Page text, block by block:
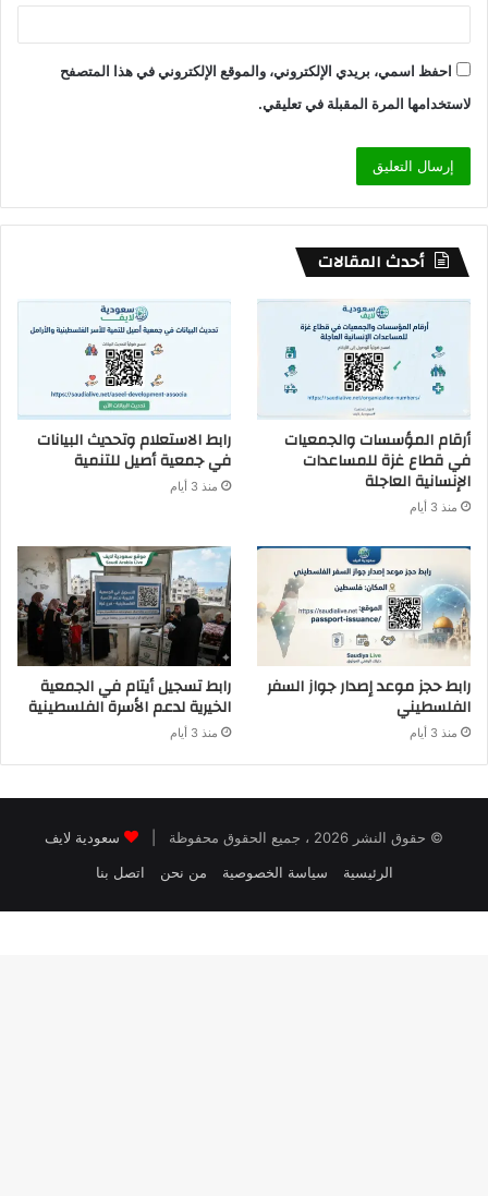
احفظ اسمي، بريدي الإلكتروني، والموقع الإلكتروني في هذا المتصفح
لاستخدامها المرة المقبلة في تعليقي.
أحدث المقالات
أرقام المؤسسات والجمعيات
في قطاع غزة للمساعدات
الإنسانية العاجلة
منذ 3 أيام
رابط الاستعلام وتحديث البيانات
في جمعية أصيل للتنمية
منذ 3 أيام
رابط حجز موعد إصدار جواز السفر
الفلسطيني
منذ 3 أيام
رابط تسجيل أيتام في الجمعية
الخيرية لدعم الأسرة الفلسطينية
منذ 3 أيام
© حقوق النشر 2026 ، جميع الحقوق محفوظة |
سعودية لايف
الرئيسية
سياسة الخصوصية من نحن اتصل بنا